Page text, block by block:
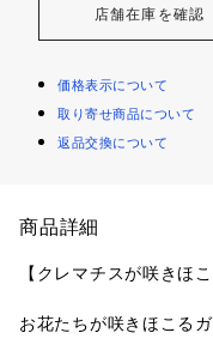
店舗在庫を確認
価格表示について
取り寄せ商品について
返品交換について
商品詳細
【クレマチスが咲きほ
お花たちが咲きほこる